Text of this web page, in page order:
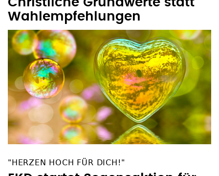
Wahlempfehlungen
EKD startet Segensaktion für